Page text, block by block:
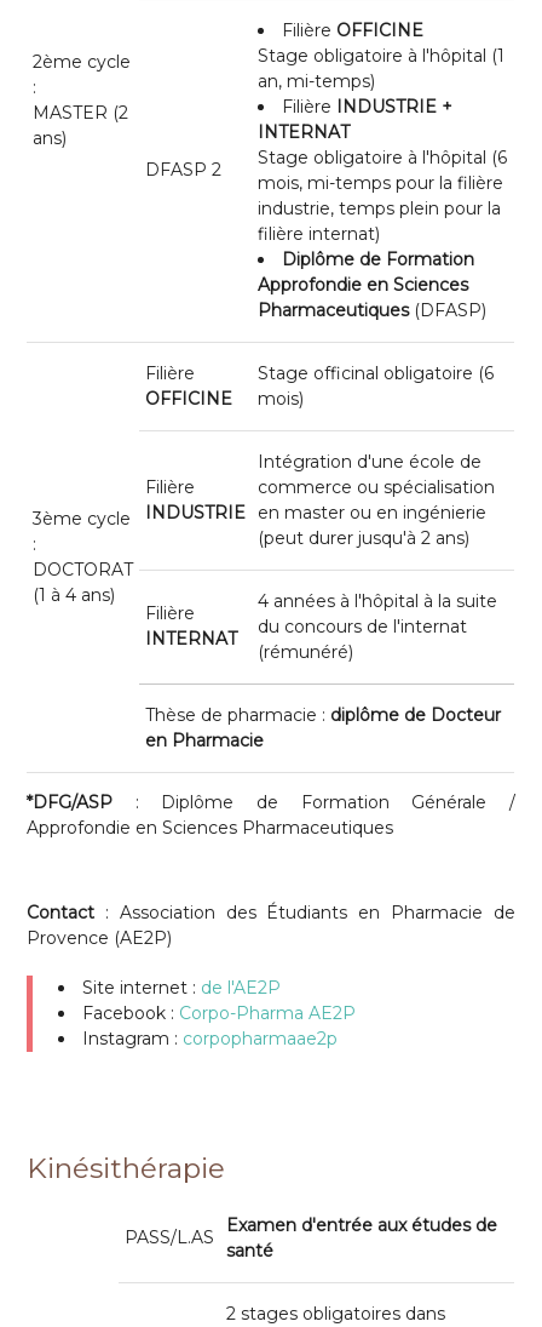
2ème cycle
:
MASTER (2
ans)
DFASP 2
Filière OFFICINE
Stage obligatoire à l'hôpital (1
an, mi-temps)
Filière INDUSTRIE +
INTERNAT
Stage obligatoire à l'hôpital (6
mois, mi-temps pour la filière
industrie, temps plein pour la
filière internat)
Diplôme de Formation
Approfondie en Sciences
Pharmaceutiques(DFASP)
3ème cycle
:
DOCTORAT
(1 à 4 ans)
Filière
OFFICINE
Stage officinal obligatoire (6
mois)
Filière
INDUSTRIE
Intégration d'une école de
commerce ou spécialisation
en master ou en ingénierie
(peut durer jusqu'à 2 ans)
Filière
INTERNAT
4 années à l'hôpital à la suite
du concours de l'internat
(rémunéré)
Thèse de pharmacie : diplôme de Docteur
en Pharmacie
*DFG/ASP : Diplôme de Formation Générale /
Approfondie en Sciences Pharmaceutiques
Contact : Association des Étudiants en Pharmacie de
Provence (AE2P)
Site internet : de l'AE2P
Facebook : Corpo-Pharma AE2P
Instagram : corpopharmaae2p
Kinésithérapie
PASS/L.AS
Examen d'entrée aux études de
santé
2 stages obligatoires dans